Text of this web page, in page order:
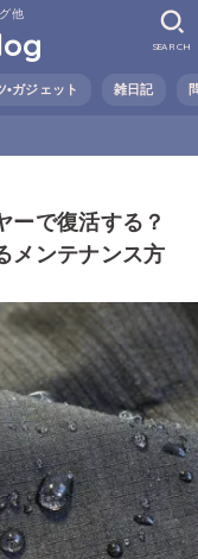
他
•ガジェット 雑日記
SEARCH
ーで復活する？
メンテナンス方